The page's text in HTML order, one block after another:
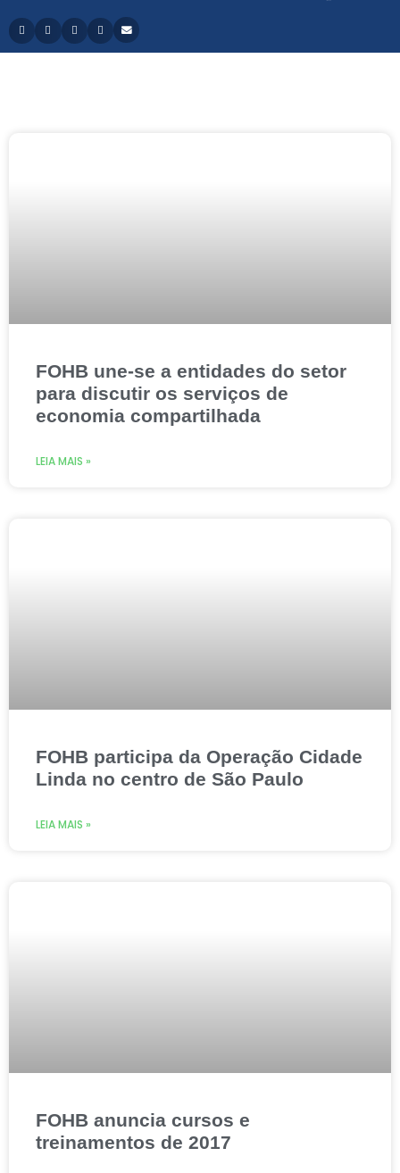
FOHB une-se a entidades do setor
para discutir os serviços de
economia compartilhada
LEIA MAIS »
FOHB participa da Operação Cidade
Linda no centro de São Paulo
LEIA MAIS »
FOHB anuncia cursos e
treinamentos de 2017